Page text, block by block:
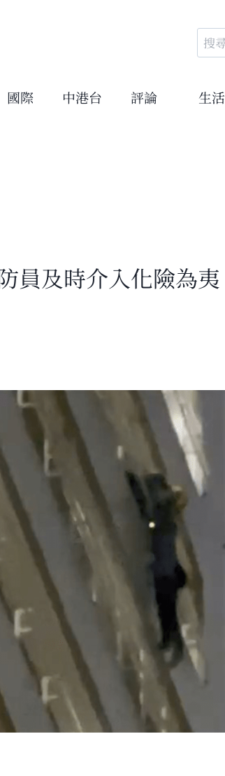
搜
尋
鍵
國際 中港台 評論 生活
員及時介入化險為夷